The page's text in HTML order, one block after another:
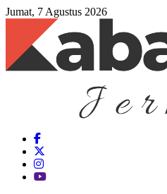
Jumat, 7 Agustus 2026